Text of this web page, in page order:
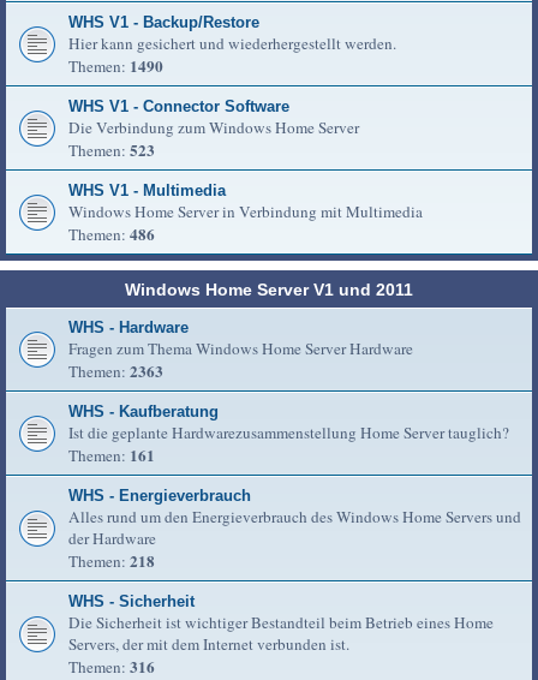
WHS V1 - Backup/Restore
Hier kann gesichert und wiederhergestellt werden.
Themen: 1490
WHS V1 - Connector Software
Die Verbindung zum Windows Home Server
Themen: 523
WHS V1 - Multimedia
Windows Home Server in Verbindung mit Multimedia
Themen: 486
Windows Home Server V1 und 2011
WHS - Hardware
Fragen zum Thema Windows Home Server Hardware
Themen: 2363
WHS - Kaufberatung
Ist die geplante Hardwarezusammenstellung Home Server tauglich?
Themen: 161
WHS - Energieverbrauch
Alles rund um den Energieverbrauch des Windows Home Servers und
der Hardware
Themen: 218
WHS - Sicherheit
Die Sicherheit ist wichtiger Bestandteil beim Betrieb eines Home
Servers, der mit dem Internet verbunden ist.
Themen: 316